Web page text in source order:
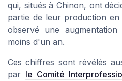
qui, situés à Chinon, ont
partie de leur production en
observé une
moins d'un an.
Ces chiffres sont révélés
par le Comité